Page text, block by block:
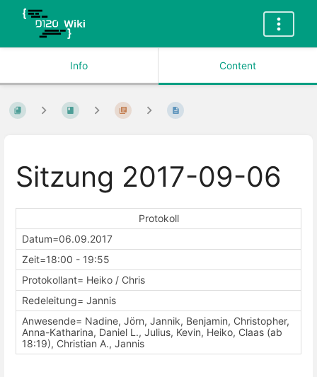
Info Content
Sitzung 2017-09-06
Protokoll
Datum=06.09.2017
Zeit=18:00 - 19:55
Protokollant= Heiko / Chris
Redeleitung= Jannis
Anwesende= Nadine, Jörn, Jannik, Benjamin, Christopher,
Anna-Katharina, Daniel L., Julius, Kevin, Heiko, Claas (ab
18:19), Christian A., Jannis